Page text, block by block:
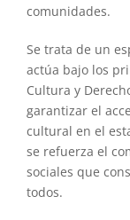
comunidades.
Se trata de un
actúa bajo los
Cultura y
garantizar el
cultural en el
se refuerza el
sociales que
todos.